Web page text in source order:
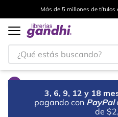
Más de 5 millones de
¿Qué estás buscando?
3, 6, 9, 12 y 18
pagando con PayPal
de